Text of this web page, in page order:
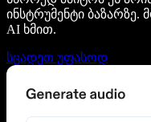
ინსტრუმენტი ბაზარზე.
AI ხმით.
სცადეთ უფასოდ